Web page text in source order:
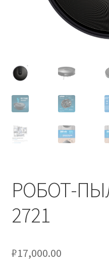
РОБОТ-
2721
₽17,000.00